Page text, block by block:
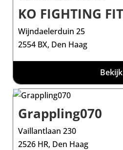
KO FIGHTING
Wijndaelerduin 25
2554 BX, Den Haag
Bekijk
Grappling070
Vaillantlaan 230
2526 HR, Den Haag